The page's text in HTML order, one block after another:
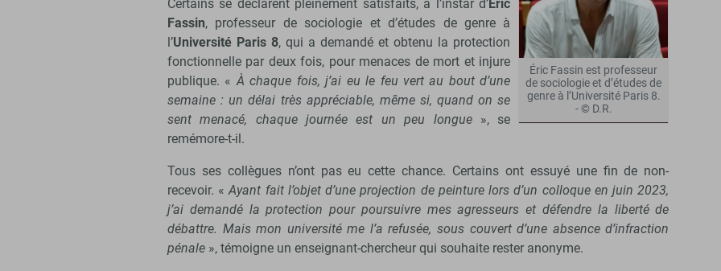
Éric Fassin est professeur
de sociologie et d’études de
genre à l’Université Paris 8.
- © D.R.
Certains se déclarent pleinement satisfaits, à l’instar d’Éric
Fassin, professeur de sociologie et d’études de genre à
l’Université Paris 8, qui a demandé et obtenu la protection
fonctionnelle par deux fois, pour menaces de mort et injure
publique. «À chaque fois, j’ai eu le feu vert au bout d’une
semaine : un délai très appréciable, même si, quand on se
sent menacé, chaque journée est un peu longue», se
remémore-t-il.
Tous ses collègues n’ont pas eu cette chance. Certains ont essuyé une fin de non-
recevoir. «Ayant fait l’objet d’une projection de peinture lors d’un colloque en juin 2023,
j’ai demandé la protection pour poursuivre mes agresseurs et défendre la liberté de
débattre. Mais mon université me l’a refusée, sous couvert d’une absence d’infraction
pénale », témoigne un enseignant-chercheur qui souhaite rester anonyme.